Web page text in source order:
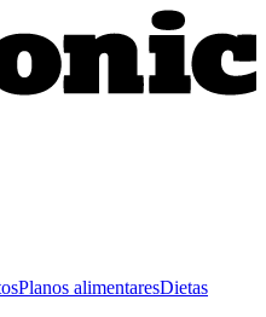
Planos alimentaresDietas